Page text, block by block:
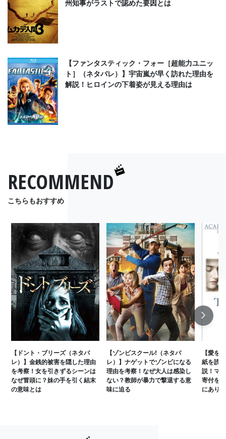
州知事がラストで認めた要因とは
【ファンタスティック・フォー［超能力ユニッ
ト］（ネタバレ）】宇宙嵐が早く訪れた理由を
解説！ヒロインの下着姿が見える理由は
RECOMMEND
こちらもおすすめ
【ドント・ブリーズ（ネタバ
レ）】金銭的被害を隠した理由
を考察！女を引きずるシーンは
なぜ冒頭に？妹の手を引く結末
の意味とは
【ゾンビスクール!（ネタバ
レ）】ナゲットでゾンビになる
理由を考察！なぜ大人は感染し
ない？教師が暴力で撃退する意
味に迫る
【愛を
紙を読
説！マ
寄付を
にあり！
Next